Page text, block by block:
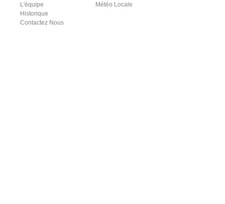
L'équipe
Historique
Contactez Nous
Météo Locale